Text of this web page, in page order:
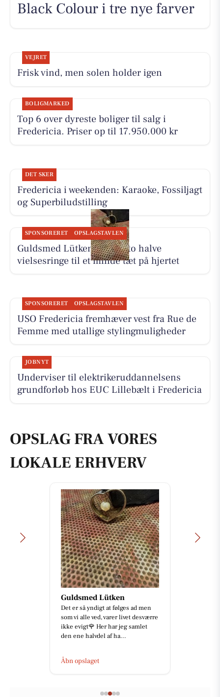
Black Colour i tre nye farver
VEJRET
Frisk vind, men solen holder igen
BOLIGMARKED
Top 6 over dyreste boliger til salg i
Fredericia. Priser op til 17.950.000 kr
DET SKER
Fredericia i weekenden: Karaoke, Fossiljagt
og Superbiludstilling
SPONSORERET OPSLAGSTAVLEN
Guldsmed Lütken samler to halve
vielsesringe til et minde tæt på hjertet
SPONSORERET OPSLAGSTAVLEN
USO Fredericia fremhæver vest fra Rue de
Femme med utallige stylingmuligheder
JOBNYT
Underviser til elektrikeruddannelsens
grundforløb hos EUC Lillebælt i Fredericia
OPSLAG FRA VORES
LOKALE ERHVERV
Guldsmed Lütken
Det er så yndigt at følges ad men
som vi alle ved, varer livet desværre
ikke evigt🌹 Her har jeg samlet
den ene halvdel af ha...
Åbn opslaget